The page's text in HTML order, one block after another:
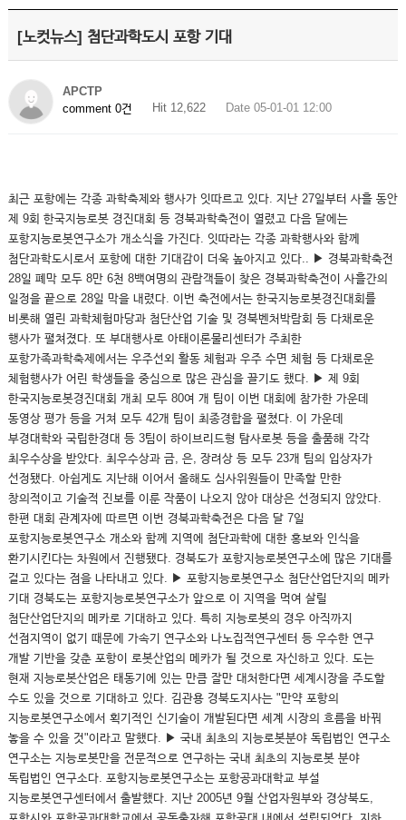
[노컷뉴스] 첨단과학도시 포항 기대
APCTP
comment 0건
Hit 12,622 Date 05-01-01 12:00
최근 포항에는 각종 과학축제와 행사가 잇따르고 있다. 지난 27일부터 사흘 동안
제 9회 한국지능로봇 경진대회 등 경북과학축전이 열렸고 다음 달에는
포항지능로봇연구소가 개소식을 가진다. 잇따라는 각종 과학행사와 함께
첨단과학도시로서 포항에 대한 기대감이 더욱 높아지고 있다.. ▶ 경북과학축전
28일 폐막 모두 8만 6천 8백여명의 관람객들이 찾은 경북과학축전이 사흘간의
일정을 끝으로 28일 막을 내렸다. 이번 축전에서는 한국지능로봇경진대회를
비롯해 열린 과학체험마당과 첨단산업 기술 및 경북벤처박람회 등 다채로운
행사가 펼쳐졌다. 또 부대행사로 아태이론물리센터가 주최한
포항가족과학축제에서는 우주선외 활동 체험과 우주 수면 체험 등 다채로운
체험행사가 어린 학생들을 중심으로 많은 관심을 끌기도 했다. ▶ 제 9회
한국지능로봇경진대회 개최 모두 80여 개 팀이 이번 대회에 참가한 가운데
동영상 평가 등을 거쳐 모두 42개 팀이 최종경합을 펼쳤다. 이 가운데
부경대학와 국립한경대 등 3팀이 하이브리드형 탐사로봇 등을 출품해 각각
최우수상을 받았다. 최우수상과 금, 은, 장려상 등 모두 23개 팀의 입상자가
선정됐다. 아쉽게도 지난해 이어서 올해도 심사위원들이 만족할 만한
창의적이고 기술적 진보를 이룬 작품이 나오지 않아 대상은 선정되지 않았다.
한편 대회 관계자에 따르면 이번 경북과학축전은 다음 달 7일
포항지능로봇연구소 개소와 함께 지역에 첨단과학에 대한 홍보와 인식을
환기시킨다는 차원에서 진행됐다. 경북도가 포항지능로봇연구소에 많은 기대를
걸고 있다는 점을 나타내고 있다. ▶ 포항지능로봇연구소 첨단산업단지의 메카
기대 경북도는 포항지능로봇연구소가 앞으로 이 지역을 먹여 살릴
첨단산업단지의 메카로 기대하고 있다. 특히 지능로봇의 경우 아직까지
선점지역이 없기 때문에 가속기 연구소와 나노집적연구센터 등 우수한 연구
개발 기반을 갖춘 포항이 로봇산업의 메카가 될 것으로 자신하고 있다. 도는
현재 지능로봇산업은 태동기에 있는 만큼 잘만 대처한다면 세계시장을 주도할
수도 있을 것으로 기대하고 있다. 김관용 경북도지사는 "만약 포항의
지능로봇연구소에서 획기적인 신기술이 개발된다면 세계 시장의 흐름을 바꿔
놓을 수 있을 것"이라고 말했다. ▶ 국내 최초의 지능로봇분야 독립법인 연구소
연구소는 지능로봇만을 전문적으로 연구하는 국내 최초의 지능로봇 분야
독립법인 연구소다. 포항지능로봇연구소는 포항공과대학교 부설
지능로봇연구센터에서 출발했다. 지난 2005년 9월 산업자원부와 경상북도,